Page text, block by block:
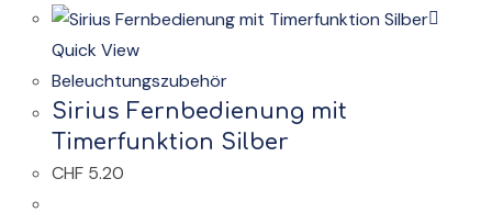
Quick View
Beleuchtungszubehör
Sirius Fernbedienung mit
Timerfunktion Silber
CHF 5.20